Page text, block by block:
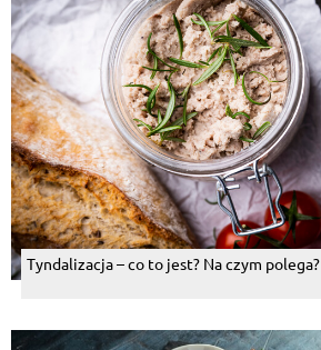
Tyndalizacja – co to jest? Na czym polega?